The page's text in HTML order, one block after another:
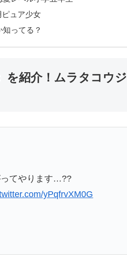
ュア少女
ってる？
を紹介！ムラタコウジ
ってやります…??
yPqfrvXM0G